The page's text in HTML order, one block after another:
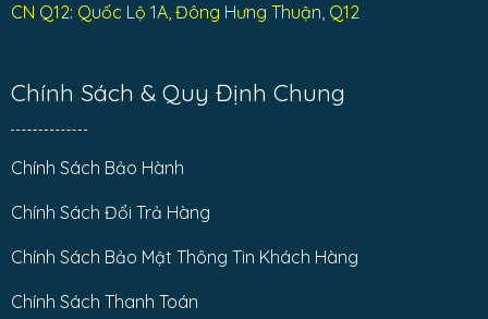
CN Q12: Quốc Lộ 1A, Đông Hưng Thuận, Q12
Chính Sách & Quy Định Chung
Chính Sách Bảo Hành
Chính Sách Đổi Trả Hàng
Chính Sách Bảo Mật Thông Tin Khách Hàng
Chính Sách Thanh Toán